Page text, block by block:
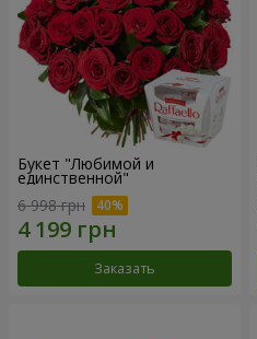
Букет "Любимой и
единственной"
6 998 грн
Заказать